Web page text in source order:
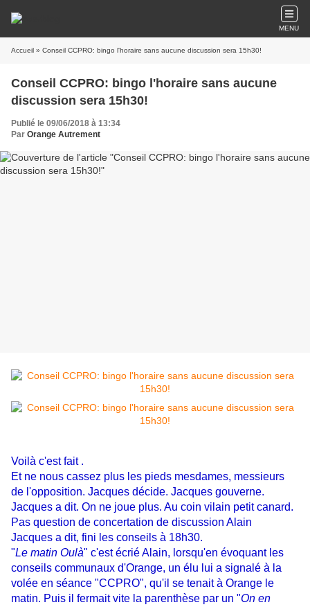
MENU
Accueil » Conseil CCPRO: bingo l'horaire sans aucune discussion sera 15h30!
Conseil CCPRO: bingo l'horaire sans aucune
discussion sera 15h30!
Publié le 09/06/2018 à 13:34
Par Orange Autrement
Voilà c'est fait .
Et ne nous cassez plus les pieds mesdames, messieurs
de l'opposition. Jacques décide. Jacques gouverne.
Jacques a dit. On ne joue plus. Au coin vilain petit canard.
Pas question de concertation de discussion Alain
Jacques a dit, fini les conseils à 18h30.
"Le matin Oulà" c'est écrié Alain, lorsqu'en évoquant les
conseils communaux d'Orange, un élu lui a signalé à la
volée en séance "CCPRO", qu'il se tenait à Orange le
matin. Puis il fermait vite la parenthèse par un "On en